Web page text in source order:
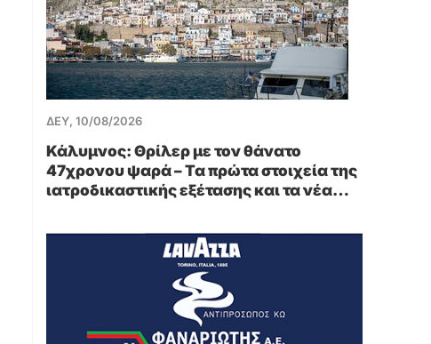
ΔΕΥ, 10/08/2026
Κάλυμνος: Θρίλερ με τον θάνατο
47χρονου ψαρά – Τα πρώτα στοιχεία της
ιατροδικαστικής εξέτασης και τα νέα